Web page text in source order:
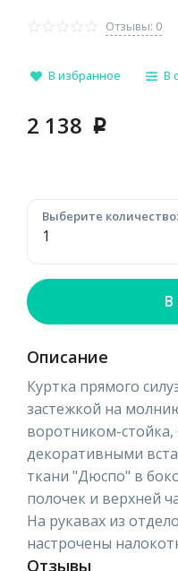
Отзывы: 0
В избранное В
2 138 p
Выберите количество:
В
Описание
Куртка прямого
застежкой на
воротником-
декоративными
ткани "Дюспо" в
полочек и верхней
На рукавах из
настрочены
Отзывы